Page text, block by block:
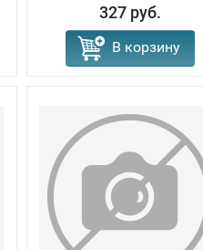
327 руб.
В корзину